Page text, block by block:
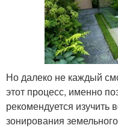
Но далеко не каждый
этот процесс, именно
рекомендуется
зонирования